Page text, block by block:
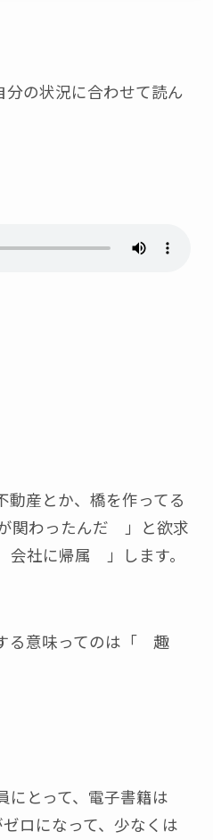
分の状況に合わせて読ん
産とか、橋を作ってる
関わったんだ 」と欲求
会社に帰属 」します。
る意味ってのは「 趣
にとって、電子書籍は
ロになって、少なくは